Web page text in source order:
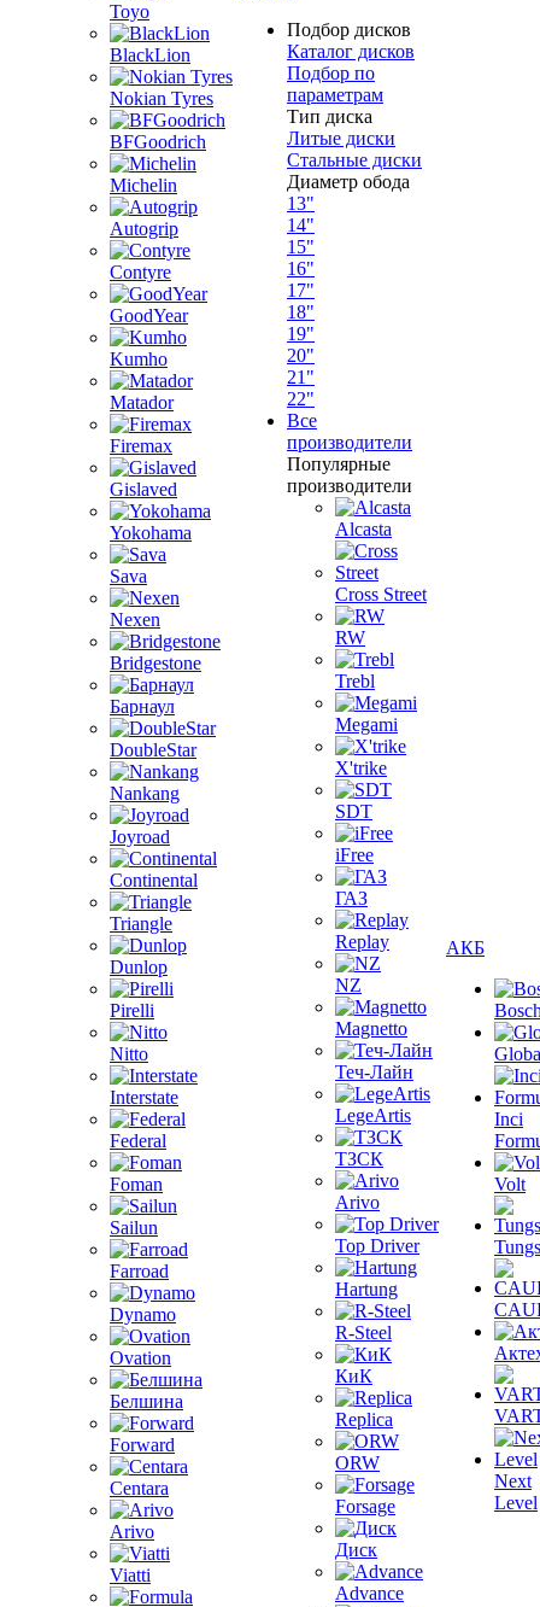
Toyo
BlackLion
Nokian Tyres
BFGoodrich
Michelin
Autogrip
Contyre
GoodYear
Kumho
Matador
Firemax
Gislaved
Yokohama
Sava
Nexen
Bridgestone
Барнаул
DoubleStar
Nankang
Joyroad
Continental
Triangle
Dunlop
Pirelli
Nitto
Interstate
Federal
Foman
Sailun
Farroad
Dynamo
Ovation
Белшина
Forward
Centara
Arivo
Viatti
Подбор дисков
Каталог дисков
Подбор по
параметрам
Тип диска
Литые диски
Стальные диски
Диаметр обода
13"
14"
15"
16"
17"
18"
19"
20"
21"
22"
Все
производители
Популярные
производители
Alcasta
Cross Street
RW
Trebl
Megami
X'trike
SDT
iFree
ГАЗ
Replay
NZ
Magnetto
Теч-Лайн
LegeArtis
ТЗСК
Arivo
Top Driver
Hartung
R-Steel
КиК
Replica
ORW
Forsage
Диск
Advance
АКБ
Inci
Volt
Next
Level